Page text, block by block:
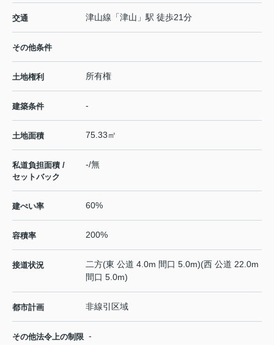
交通 津山線 「津山 」駅 徒歩21分
その他条件
土地権利 所有権
建築条件 -
土地面積 75.33㎡
私道負担面積 /
セットバック
-/無
建ぺい率 60%
容積率 200%
接道状況
二方(東 公道 4.0m 間口 5.0m)(西 公道 22.0m
間口 5.0m)
都市計画 非線引区域
その他法令上の制限 -